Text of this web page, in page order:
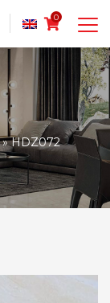
0
» HDZ072